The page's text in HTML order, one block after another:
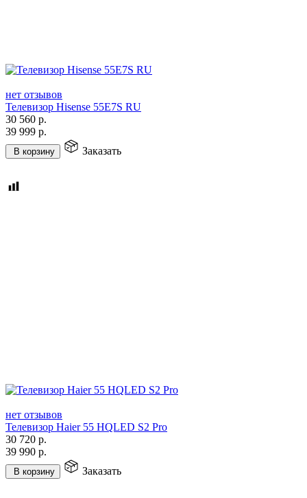
нет отзывов
Телевизор Hisense 55E7S RU
30 560 р.
39 999 р.
В корзину Заказать
нет отзывов
Телевизор Haier 55 HQLED S2 Pro
30 720 р.
39 990 р.
В корзину Заказать